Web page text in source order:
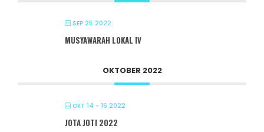
SEP 25 2022
MUSYAWARAH LOKAL IV
OKTOBER 2022
OKT 14 - 16 2022
JOTA JOTI 2022